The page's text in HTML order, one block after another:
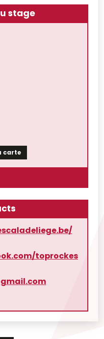
stage
carte
toprockes